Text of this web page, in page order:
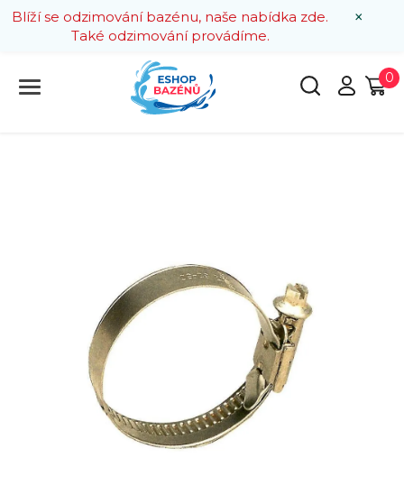
×
Blíží se odzimování bazénu, naše nabídka zde.
Také odzimování provádíme.
0